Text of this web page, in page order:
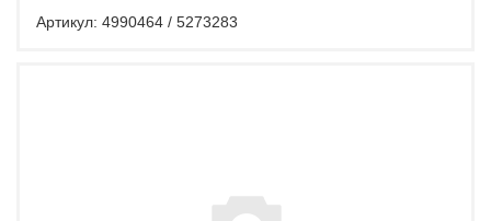
Артикул: 4990464 / 5273283